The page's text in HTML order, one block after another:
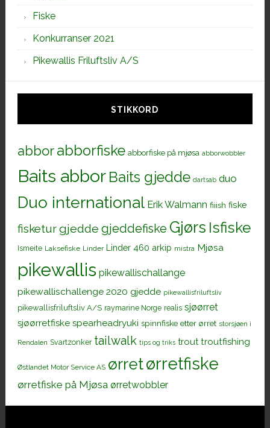
Fiske
Konkurranser 2021
Pikewallis Friluftsliv A/S
STIKKORD
abborabborfiske abborfiske på mjøsa abborwobbler
Baits abbor Baits gjedde dartsab duo
Duo international Erik Walmann fiiish fiske
fisketurgjedde gjeddefiske Gjørs Isfiske
Ismeite Laksefiske Linder Linder 460 arkip mistra Mjøsa
pikewallis pikewallischallange
pikewallischallenge 2020 gjedde pikewallisfriluftsliv
pikewallisfriluftsliv A/S raymarine Norge realis sjøørret
sjøørretfiske spearheadryuki spinnfiske etter ørret storsjøen i
Rendalen Svartzonker tailwalk tips og triks trout troutfishing
Østlandet Motor Service AS ørretørretfiske
ørretfiske på Mjøsa ørretwobbler